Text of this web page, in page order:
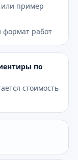
или пример
работ
по
стоимость